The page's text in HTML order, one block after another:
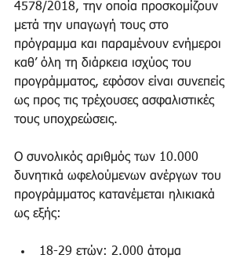
4578/2018, την οποία προσκομίζουν
μετά την υπαγωγή τους στο
πρόγραμμα και παραμένουν ενήμεροι
καθ’ όλη τη διάρκεια ισχύος του
προγράμματος, εφόσον είναι συνεπείς
ως προς τις τρέχουσες ασφαλιστικές
τους υποχρεώσεις.
Ο συνολικός αριθμός των 10.000
δυνητικά ωφελούμενων ανέργων του
προγράμματος κατανέμεται ηλικιακά
ως εξής:
18-29 ετών: 2.000 άτομα